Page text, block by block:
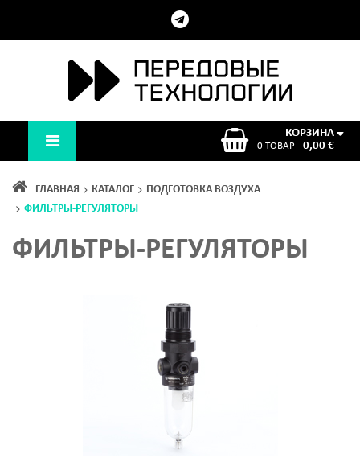
КОРЗИНА
0 ТОВАР - 0,00 €
ГЛАВНАЯ КАТАЛОГ
ПОДГОТОВКА ВОЗДУХА
ФИЛЬТРЫ-РЕГУЛЯТОРЫ
ФИЛЬТРЫ-РЕГУЛЯТОРЫ